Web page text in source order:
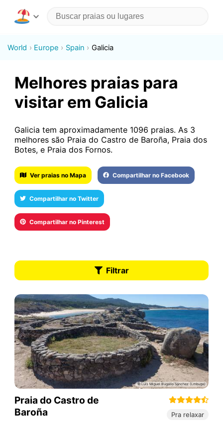
World Europe Spain Galicia
Melhores praias para
visitar em Galicia
Galicia tem aproximadamente 1096 praias. As 3
melhores são Praia do Castro de Baroña, Praia dos
Botes, e Praia dos Fornos.
Ver praias no Mapa Compartilhar no Facebook
Compartilhar no Twitter
Compartilhar no Pinterest
Filtrar
Praia do Castro de
Baroña
Pra relaxar